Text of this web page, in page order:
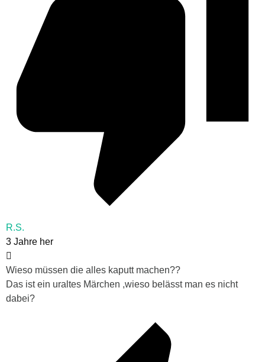
R.S.
3 Jahre her
Wieso müssen die alles kaputt machen??
Das ist ein uraltes Märchen ,wieso belässt man es nicht
dabei?